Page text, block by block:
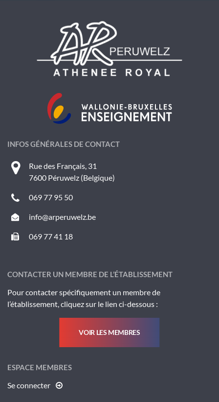
INFOS GÉNÉRALES DE CONTACT
Rue des Français, 31
7600 Péruwelz (Belgique)
069 77 95 50
info@arperuwelz.be
069 77 41 18
CONTACTER UN MEMBRE DE L’ÉTABLISSEMENT
Pour contacter spécifiquement un membre de
l’établissement, cliquez sur le lien ci-dessous :
VOIR LES MEMBRES
ESPACE MEMBRES
Se connecter